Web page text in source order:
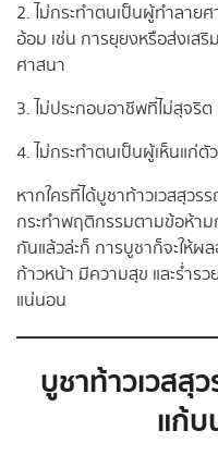
2. ไม่กระทำตนเป็นผู้ทำลาย
อ้อม เช่น การยุยงหรือส่งเส
ศาสนา
3. ไม่ประกอบอาชีพที่ไม่สุจริต
4. ไม่กระทำตนเป็นผู้เห็นแก่ตั
หากใครที่ได้บูชาท้าวเวสสุวร
กระทำพฤติกรรมตามข้อห้า
กันแล้วล่ะก็ การบูชาก็จะให้ผ
ก้าวหน้า มีความสุข และร่ำร
แน่นอน
บูชาท้าวเวสสุ
แก้บ